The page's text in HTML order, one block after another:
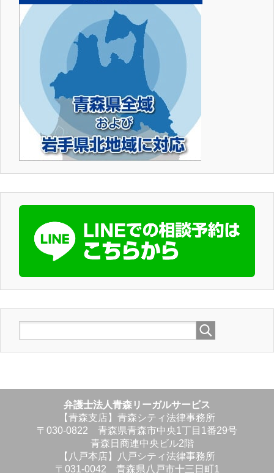
弁護士法人青森リーガルサービス
【青森支店】青森シティ法律事務所
〒030-0822 青森県青森市中央1丁目1番29号
青森日商連中央ビル2階
【八戸本店】八戸シティ法律事務所
〒031-0042 青森県八戸市十三日町1